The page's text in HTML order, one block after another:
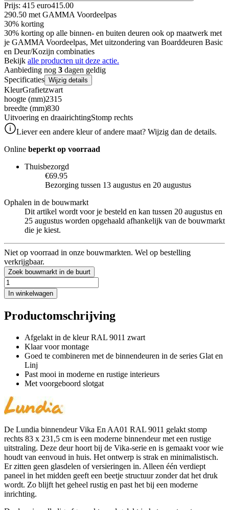
Prijs: 415 euro415.00
290.50 met GAMMA Voordeelpas
30% korting
30% korting op alle binnen- en buiten deuren ook op maatwerk met
je GAMMA Voordeelpas, Met uitzondering van Boarddeuren Basic
en Deur/Kozijn combinaties
Bekijk alle producten uit deze actie.
Aanbieding nog 3 dagen geldig
Specificaties Wijzig details
KleurGrafietzwart
hoogte (mm)2315
breedte (mm)830
Uitvoering en draairichtingStomp rechts
Liever een andere kleur of andere maat? Wijzig dan de details.
Online beperkt op voorraad
Thuisbezorgd
€69.95
Bezorging tussen 13 augustus en 20 augustus
Ophalen in de bouwmarkt
Dit artikel wordt voor je besteld en kan tussen 20 augustus en
25 augustus worden opgehaald afhankelijk van de bouwmarkt
die je kiest.
Niet op voorraad in onze bouwmarkten. Wel op bestelling
verkrijgbaar.
Zoek bouwmarkt in de buurt
In winkelwagen
Productomschrijving
Afgelakt in de kleur RAL 9011 zwart
Klaar voor montage
Goed te combineren met de binnendeuren in de series Glat en
Linj
Past mooi in moderne en rustige interieurs
Met voorgeboord slotgat
De Lundia binnendeur Vika En AA01 RAL 9011 gelakt stomp
rechts 83 x 231,5 cm is een moderne binnendeur met een rustige
uitstraling. Deze deur hoort bij de Vika-serie en is gemaakt voor wie
houdt van eenvoud in huis. Het ontwerp is strak en minimalistisch.
Er zitten geen glasdelen of versieringen in. Alleen één verdiept
paneel in het midden geeft een beetje structuur zonder dat het druk
wordt. Zo blijft het geheel rustig en past het bij een moderne
inrichting.